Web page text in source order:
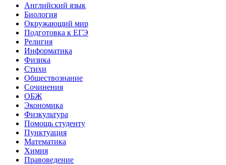
Английский язык
Биология
Окружающий мир
Подготовка к ЕГЭ
Религия
Информатика
Физика
Стихи
Обществознание
Сочинения
ОБЖ
Экономика
Физкультура
Помощь студенту
Пунктуация
Математика
Химия
Правоведение